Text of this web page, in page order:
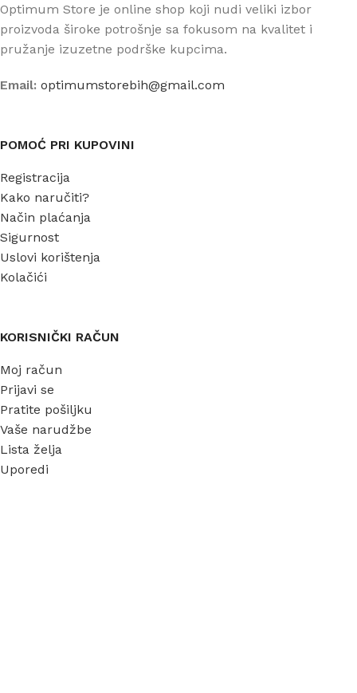
Optimum Store je online shop koji nudi veliki izbor
proizvoda široke potrošnje sa fokusom na kvalitet i
pružanje izuzetne podrške kupcima.
Email: optimumstorebih@gmail.com
POMOĆ PRI KUPOVINI
Registracija
Kako naručiti?
Način plaćanja
Sigurnost
Uslovi korištenja
Kolačići
KORISNIČKI RAČUN
Moj račun
Prijavi se
Pratite pošiljku
Vaše narudžbe
Lista želja
Uporedi